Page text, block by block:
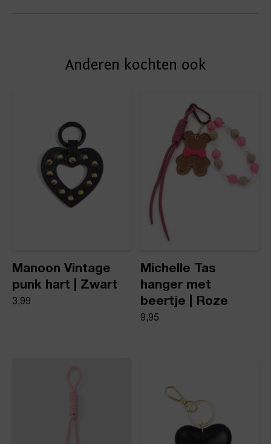
Product stijl
Haarknip
afleveradres. Voor geplaatste bestellingen geldt bij
Anderen kochten ook
Manoon Vintage
punk hart | Zwart
3,99
Michelle Tas
hanger met
beertje | Roze
9,95